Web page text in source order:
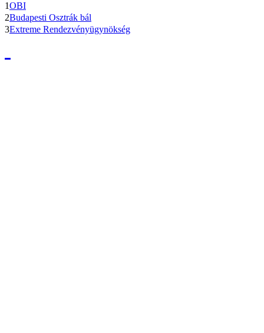
1OBI
2Budapesti Osztrák bál
3Extreme Rendezvényügynökség